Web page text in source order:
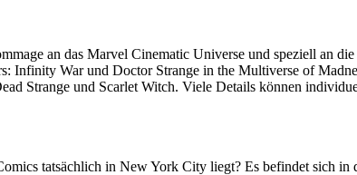
an das Marvel Cinematic Universe und speziell an
Infinity War und Doctor Strange in the Multiverse of
Strange und Scarlet Witch. Viele Details können
tatsächlich in New York City liegt? Es befindet sich